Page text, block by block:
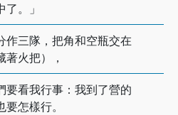
。」
作三隊，把角和空瓶交在
火把），
要看我行事：我到了營的
怎樣行。